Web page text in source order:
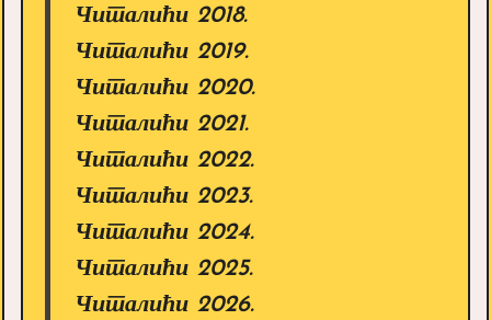
Читалићи 2018.
Читалићи 2019.
Читалићи 2020.
Читалићи 2021.
Читалићи 2022.
Читалићи 2023.
Читалићи 2024.
Читалићи 2025.
Читалићи 2026.